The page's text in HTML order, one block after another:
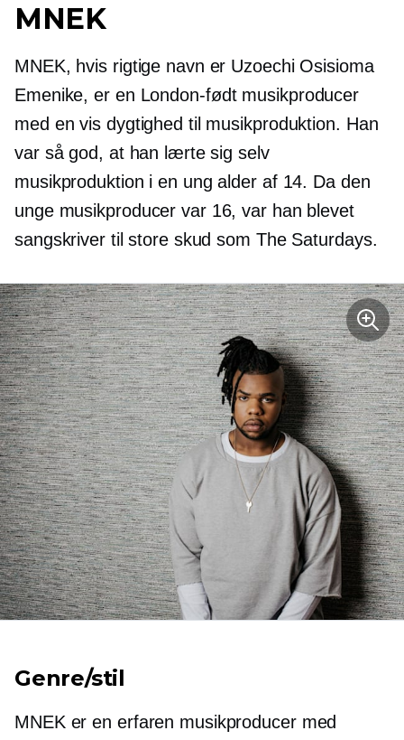
MNEK
MNEK, hvis rigtige navn er Uzoechi Osisioma
Emenike, er en London-fødtmusikproducer
med en vis dygtighed til musikproduktion. Han
var så god, at han lærte sig selv
musikproduktion i en ung alder af 14. Da den
unge musikproducer var 16, var han blevet
sangskriver til store skud som The Saturdays.
Genre/stil
MNEK er en erfaren musikproducer med